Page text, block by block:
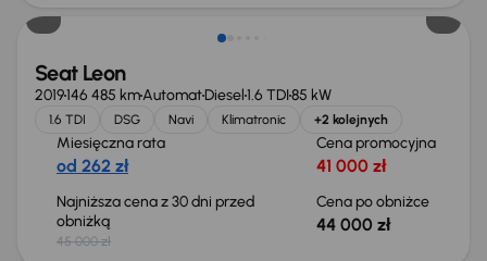
Seat Leon
2019146 485 kmAutomatDiesel1.6 TDI85 kW
1.6 TDI DSG Navi Klimatronic +2 kolejnych
Miesięczna rata
od 262 zł
Cena promocyjna
41 000 zł
Najniższa cena z 30 dni przed
obniżką
45 000 zł
Cena po obniżce
44 000 zł
Taniej o 500 zł